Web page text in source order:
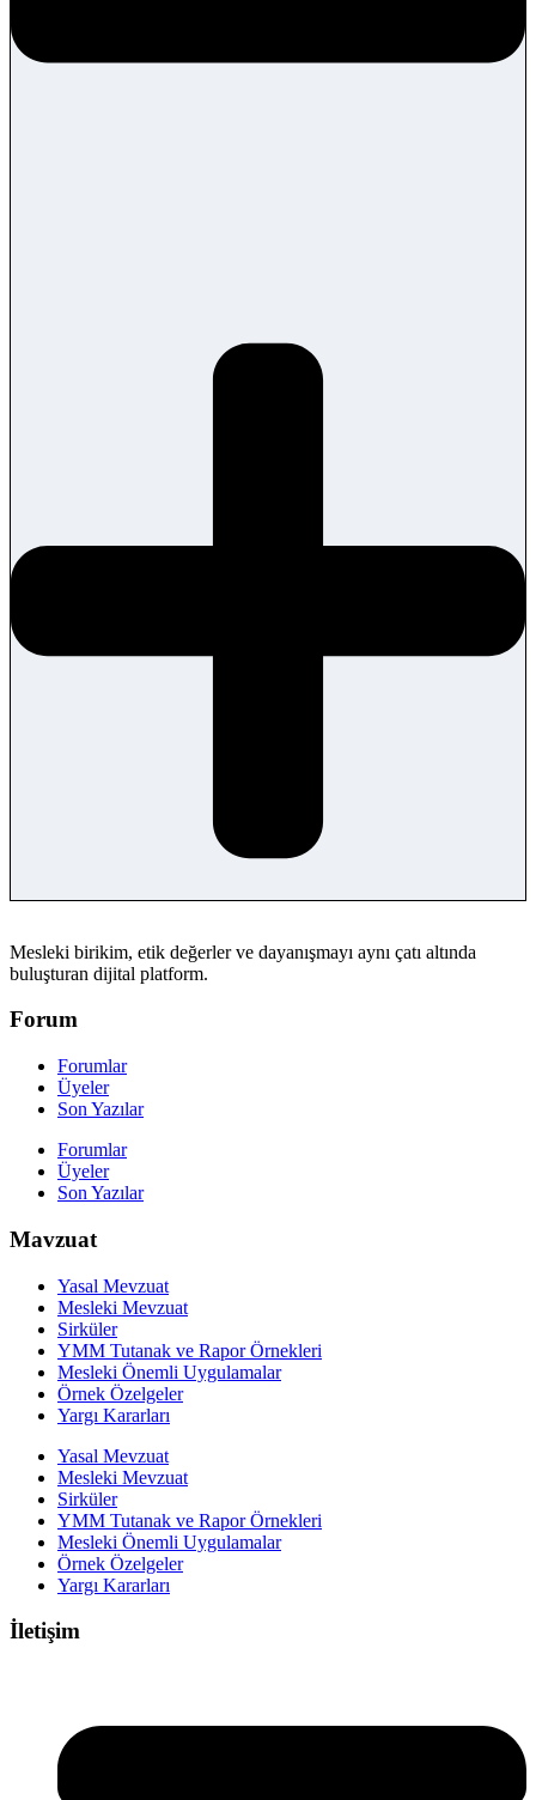
Mesleki birikim, etik değerler ve dayanışmayı aynı çatı altında
buluşturan dijital platform.
Forum
Forumlar
Üyeler
Son Yazılar
Forumlar
Üyeler
Son Yazılar
Mavzuat
Yasal Mevzuat
Mesleki Mevzuat
Sirküler
YMM Tutanak ve Rapor Örnekleri
Mesleki Önemli Uygulamalar
Örnek Özelgeler
Yargı Kararları
Yasal Mevzuat
Mesleki Mevzuat
Sirküler
YMM Tutanak ve Rapor Örnekleri
Mesleki Önemli Uygulamalar
Örnek Özelgeler
Yargı Kararları
İletişim